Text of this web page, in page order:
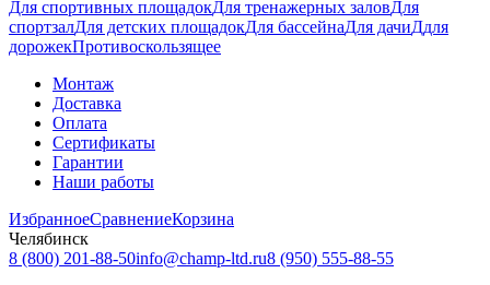
Для спортивных площадокДля тренажерных заловДля
спортзалДля детских площадокДля бассейнаДля дачиДдля
дорожекПротивоскользящее
Монтаж
Доставка
Оплата
Сертификаты
Гарантии
Наши работы
ИзбранноеСравнениеКорзина
Челябинск
8 (800) 201-88-50info@champ-ltd.ru8 (950) 555-88-55